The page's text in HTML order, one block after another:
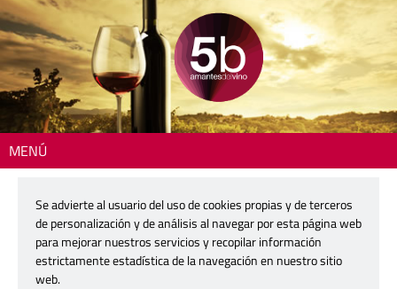
MENÚ
Completo!
Valencia acepta el reto de tardear con
cava: ¡Aforo Completo!
Se advierte al usuario del uso de cookies propias y de terceros
de personalización y de análisis al navegar por esta página web
para mejorar nuestros servicios y recopilar información
estrictamente estadística de la navegación en nuestro sitio
web.